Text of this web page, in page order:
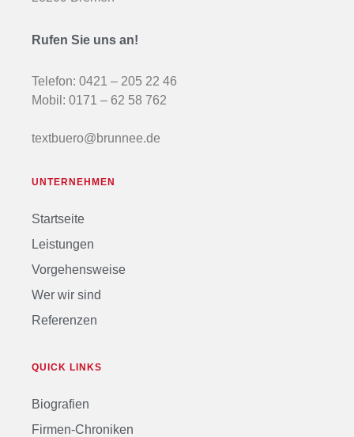
Rufen Sie uns an!
Telefon: 0421 – 205 22 46
Mobil: 0171 – 62 58 762
textbuero@brunnee.de
UNTERNEHMEN
Startseite
Leistungen
Vorgehensweise
Wer wir sind
Referenzen
QUICK LINKS
Biografien
Firmen-Chroniken